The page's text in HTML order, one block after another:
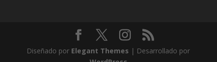
Diseñado por Elegant Themes | Desarrollado por